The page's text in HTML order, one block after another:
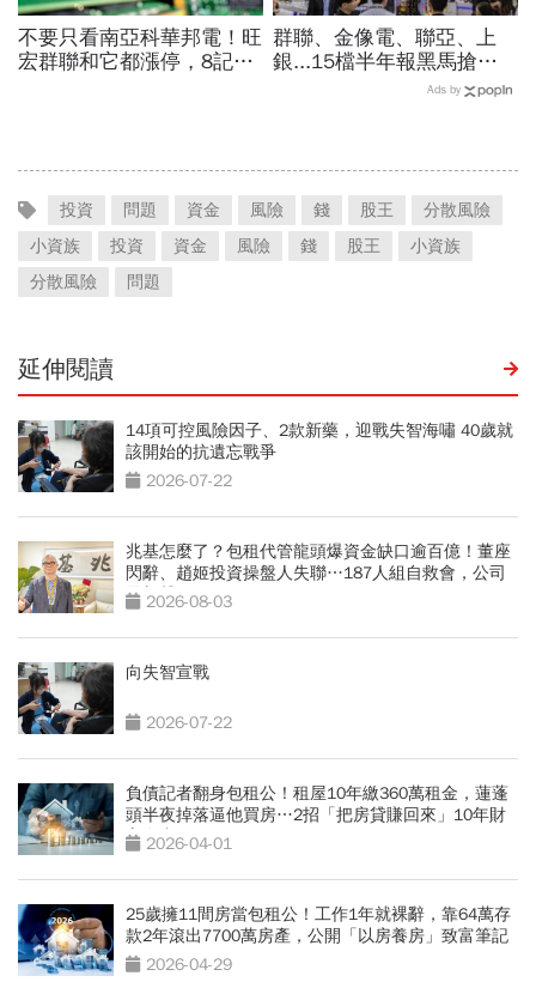
不要只看南亞科華邦電！旺
宏群聯和它都漲停，8記憶
群聯、金像電、聯亞、上
銀...15檔半年報黑馬搶先
卡位！分析師揭選股4指
Ads by
投資 問題 資金 風險 錢 股王
分散風險
小資族
投資 資金 風險 錢 股王
小資族
分散風險
問題
延伸閱讀
14項可控風險因子、2款新藥，迎戰失智海嘯 40歲就
該開始的抗遺忘戰爭
2026-07-22
兆基怎麼了？包租代管龍頭爆資金缺口逾百億！董座
閃辭、趙姬投資操盤人失聯…187人組自救會，公司
最新聲明
2026-08-03
向失智宣戰
2026-07-22
負債記者翻身包租公！租屋10年繳360萬租金，蓮蓬
頭半夜掉落逼他買房…2招「把房貸賺回來」10年財
富自由
2026-04-01
25歲擁11間房當包租公！工作1年就裸辭，靠64萬存
款2年滾出7700萬房產，公開「以房養房」致富筆記
2026-04-29